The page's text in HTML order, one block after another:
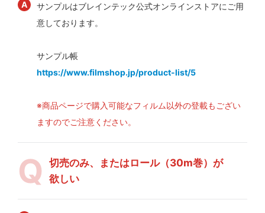
サンプルはブレインテック公式オンラインストアにご用
意しております。
サンプル帳
https://www.filmshop.jp/product-list/5
※商品ページで購入可能なフィルム以外の登載もござい
ますのでご注意ください。
切売のみ、またはロール（30m巻）が
欲しい